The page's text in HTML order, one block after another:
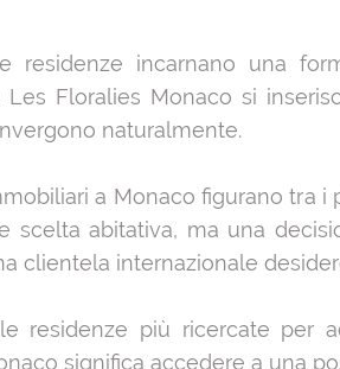
residenze incarnano una
Les Floralies Monaco si
naturalmente.
a Monaco figurano tra
scelta abitativa, ma una
clientela internazionale
residenze più ricercate per
significa accedere a una